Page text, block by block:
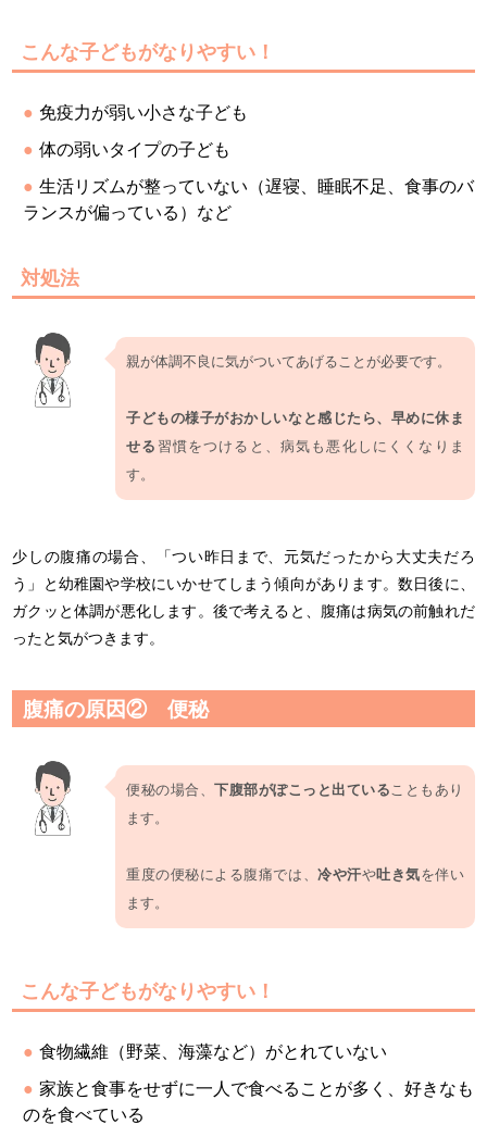
こんな子どもがなりやすい！
免疫力が弱い小さな子ども
体の弱いタイプの子ども
生活リズムが整っていない（遅寝、睡眠不足、食事のバ
ランスが偏っている）など
対処法
親が体調不良に気がついてあげることが必要です。
子どもの様子がおかしいなと感じたら、早めに休ま
せる 習慣をつけると、病気も悪化しにくくなりま
す。
少しの腹痛の場合、「つい昨日まで、元気だったから大丈夫だろ
う」と幼稚園や学校にいかせてしまう傾向があります。数日後に、
ガクッと体調が悪化します。後で考えると、腹痛は病気の前触れだ
ったと気がつきます。
腹痛の原因② 便秘
便秘の場合、下腹部がぽこっと出ていることもあり
ます。
重度の便秘による腹痛では、冷や汗や吐き気を伴い
ます。
こんな子どもがなりやすい！
食物繊維（野菜、海藻など）がとれていない
家族と食事をせずに一人で食べることが多く、好きなも
のを食べている